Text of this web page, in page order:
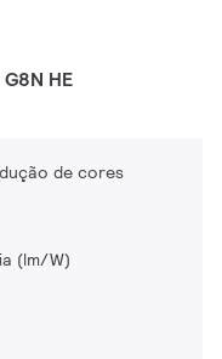
HE
de cores
(lm/W)